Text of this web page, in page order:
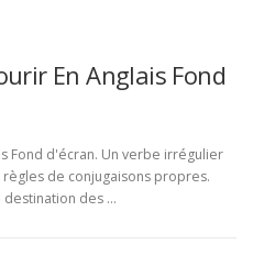
En Anglais Fond
Fond d'écran. Un verbe irrégulier
de conjugaisons propres.
destination des …